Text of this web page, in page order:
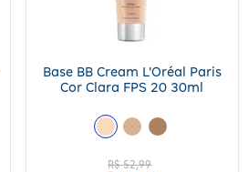
Base BB Cream L'Oréal Paris
Cor Clara FPS 20 30ml
R$ 52,99